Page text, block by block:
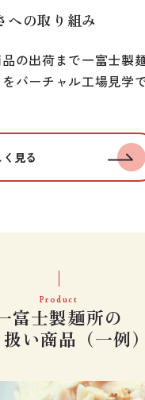
への取り組み
の出荷まで一富士製
バーチャル工場見学
見る
Product
富士製麺所の
い商品（一例）